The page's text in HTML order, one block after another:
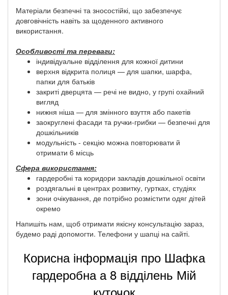
Матеріали безпечні та зносостійкі, що забезпечує
довговічність навіть за щоденного активного
використання.
Особливості та переваги:
індивідуальне відділення для кожної дитини
верхня відкрита полиця — для шапки, шарфа,
папки для батьків
закриті дверцята — речі не видно, у групі охайний
вигляд
нижня ніша — для змінного взуття або пакетів
заокруглені фасади та ручки-грибки — безпечні для
дошкільників
модульність - секцію можна повторювати й
отримати 6 місць
Сфера використання:
гардеробні та коридори закладів дошкільної освіти
роздягальні в центрах розвитку, гуртках, студіях
зони очікування, де потрібно розмістити одяг дітей
окремо
Напишіть нам, щоб отримати якісну консультацію зараз,
будемо раді допомогти. Телефони у шапці на сайті.
Корисна інформація про Шафка
гардеробна а 8 відділень Мій